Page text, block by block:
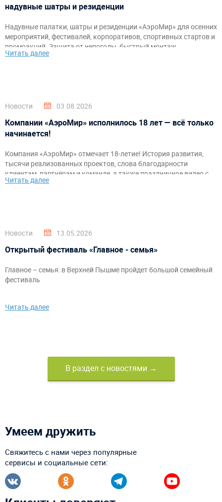
надувные шатры и резиденции
Надувные палатки, шатры и резиденции «АэроМир» для осенних
мероприятий, фестивалей, корпоративов, спортивных стартов и
промоакций. Защита от непогоды, быстрый монтаж,
брендирование и комфортное пространство для гостей и
Читать далее
Новости 03.08.2026
Компании «АэроМир» исполнилось 18 лет — всё только
начинается!
Компания «АэроМир» отмечает 18-летие! История развития,
тысячи реализованных проектов, слова благодарности
клиентам, партнёрам и команде, а также праздничное видео с
самыми яркими моментами за годы работы.
Читать далее
Новости 13.05.2026
Открытый фестиваль «Главное - семья»
Главное – семья: в Верхней Пышме пройдет большой семейный
фестиваль
Читать далее
В раздел с новостями →
Умеем дружить
Свяжитесь с нами через популярные
сервисы и социальные сети: